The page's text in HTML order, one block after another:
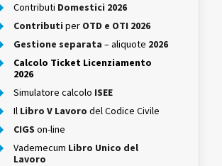
Contributi Domestici 2026
Contributi per OTD e OTI 2026
Gestione separata – aliquote 2026
Calcolo Ticket Licenziamento
2026
Simulatore calcolo ISEE
Il Libro V Lavoro del Codice Civile
CIGS on-line
Vademecum Libro Unico del
Lavoro